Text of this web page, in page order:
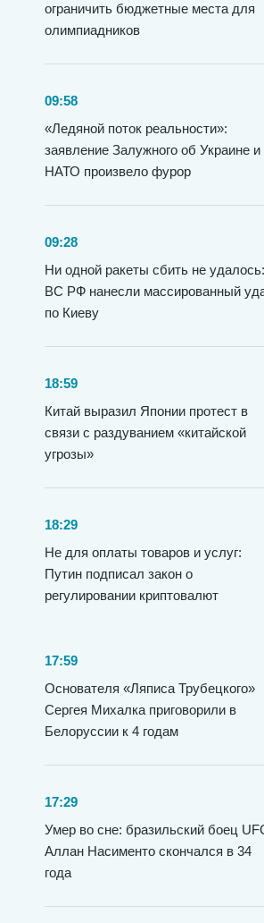
ограничить бюджетные места для
олимпиадников
09:58
«Ледяной поток реальности»:
заявление Залужного об Украине и
НАТО произвело фурор
09:28
Ни одной ракеты сбить не удалось:
ВС РФ нанесли массированный
по Киеву
18:59
Китай выразил Японии протест в
связи с раздуванием «китайской
угрозы»
18:29
Не для оплаты товаров и услуг:
Путин подписал закон о
регулировании криптовалют
17:59
Основателя «Ляписа Трубецкого»
Сергея Михалка приговорили в
Белоруссии к 4 годам
17:29
Умер во сне: бразильский боец
Аллан Насименто скончался в 34
года